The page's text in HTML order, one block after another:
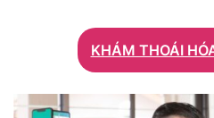
KHÁM THOÁI